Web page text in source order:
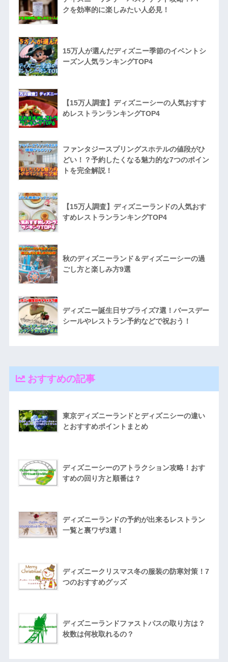
クを効率的に楽しみたい人必見！
15万人が選んだディズニー季節のイベントシ
ーズン人気ランキングTOP4
【15万人調査】ディズニーシーの人気おすす
めレストランランキングTOP4
ファンタジースプリングスホテルの値段がひ
どい！？予約したくなる魅力的な7つのポイン
トを完全解説！
【15万人調査】ディズニーランドの人気おす
すめレストランランキングTOP4
秋のディズニーランド＆ディズニーシーの過
ごし方と楽しみ方9選
ディズニー誕生日サプライズ7選！バースデー
シールやレストラン予約などで祝おう！
おすすめの記事
東京ディズニーランドとディズニシーの違い
とおすすめポイントまとめ
ディズニーシーのアトラクション攻略！おす
すめの回り方と順番は？
ディズニーランドの予約が出来るレストラン
一覧と裏ワザ3選！
ディズニークリスマス冬の服装の防寒対策！7
つのおすすめグッズ
ディズニーランドファストパスの取り方は？
枚数は何枚取れるの？